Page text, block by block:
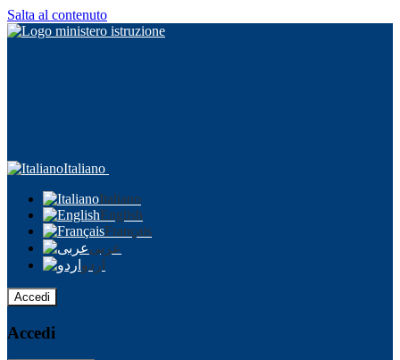
Salta al contenuto
Italiano
Italiano
English
Français
عربى
اردو
Accedi
Accedi